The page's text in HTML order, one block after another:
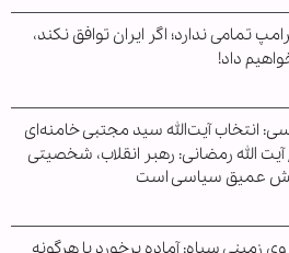
تمامی ندارد؛ اگر ایران توافق نکند،
داد!
انتخاب آیت‌الله سید مجتبی خامنه‌ای
الله رمضانی: رهبر انقلاب، شخصیتی
عمیق سیاسی است
زمینی سپاه: آماده برخورد با هرگونه